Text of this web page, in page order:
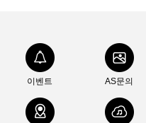
이벤트 AS문의